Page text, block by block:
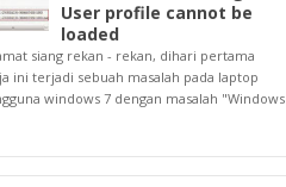
User profile cannot be
loaded
siang rekan - rekan, dihari pertama
ini terjadi sebuah masalah pada laptop
windows 7 dengan masalah "Windows